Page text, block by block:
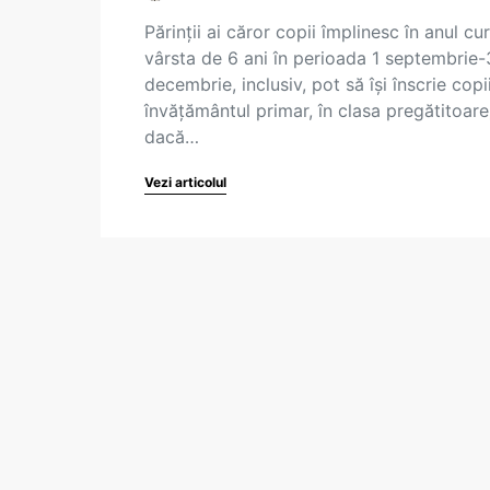
Părinții ai căror copii împlinesc în anul
vârsta de 6 ani în perioada 1 septembrie-
decembrie, inclusiv, pot să își înscrie
învățământul primar, în clasa
dacă…
Vezi articolul